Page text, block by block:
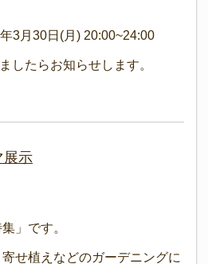
3月30日(月) 20:00~24:00
たらお知らせします。
展示
」です。
せ植えなどのガーデニングに